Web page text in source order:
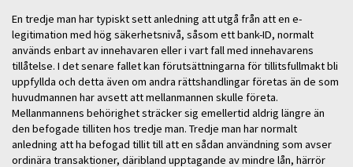
En tredje man har typiskt sett anledning att utgå från att en e-
legitimation med hög säkerhetsnivå, såsom ett bank-ID, normalt
används enbart av innehavaren eller i vart fall med innehavarens
tillåtelse. I det senare fallet kan förutsättningarna för tillitsfullmakt bli
uppfyllda och detta även om andra rättshandlingar företas än de som
huvudmannen har avsett att mellanmannen skulle företa.
Mellanmannens behörighet sträcker sig emellertid aldrig längre än
den befogade tilliten hos tredje man. Tredje man har normalt
anledning att ha befogad tillit till att en sådan användning som avser
ordinära transaktioner, däribland upptagande av mindre lån, härrör